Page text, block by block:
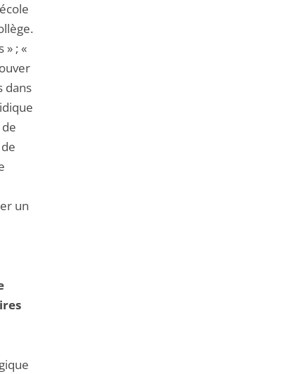
» ; «
dans
un